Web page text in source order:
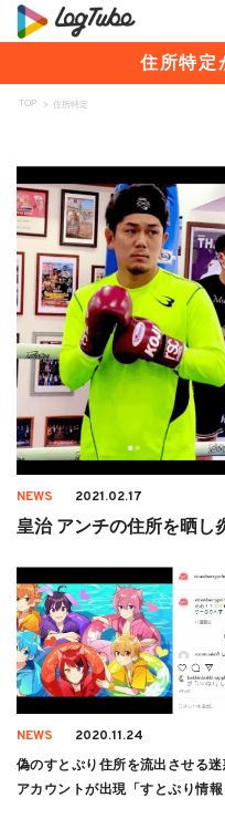
住所特定
TOP > 住所特定
NEWS 2021.02.17
皇治 アンチの住所を晒し
NEWS 2020.11.24
偽のすとぷり住所を流出させる迷
アカウントが出現「すとぷり情報